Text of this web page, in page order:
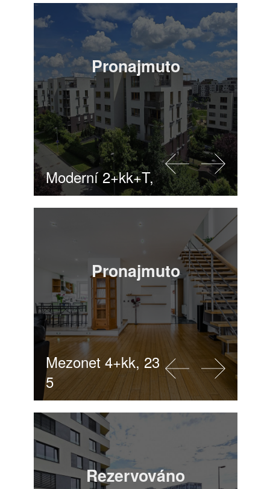
Pronajmuto
Moderní 2+kk+T, Praha 9
Pronajmuto
Mezonet 4+kk, 235m2, Praha
5
Rezervováno